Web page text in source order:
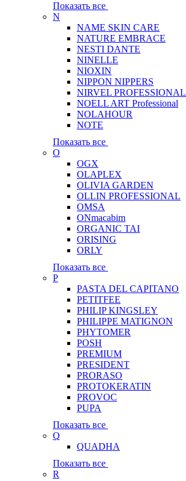
Показать все
N
NAME SKIN CARE
NATURE EMBRACE
NESTI DANTE
NINELLE
NIOXIN
NIPPON NIPPERS
NIRVEL PROFESSIONAL
NOELL ART Professional
NOLAHOUR
NOTE
Показать все
O
OGX
OLAPLEX
OLIVIA GARDEN
OLLIN PROFESSIONAL
OMSA
ONmacabim
ORGANIC TAI
ORISING
ORLY
Показать все
P
PASTA DEL CAPITANO
PETITFEE
PHILIP KINGSLEY
PHILIPPE MATIGNON
PHYTOMER
POSH
PREMIUM
PRESIDENT
PRORASO
PROTOKERATIN
PROVOC
PUPA
Показать все
Q
QUADHA
Показать все
R